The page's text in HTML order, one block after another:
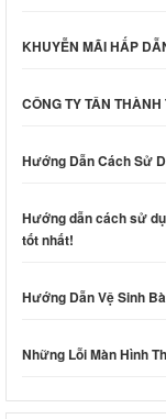
KHUYỄN MÃI HẤP
CÔNG TY TÂN
Hướng Dẫn Cách Sử
Hướng dẫn cách sử
tốt nhất!
Hướng Dẫn Vệ Sinh
Những Lỗi Màn Hình